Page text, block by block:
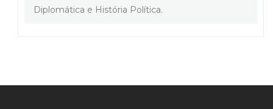
Diplomática e História Política.